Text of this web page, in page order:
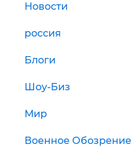
Новости
россия
Блоги
Шоу-Биз
Мир
Военное Обозрение